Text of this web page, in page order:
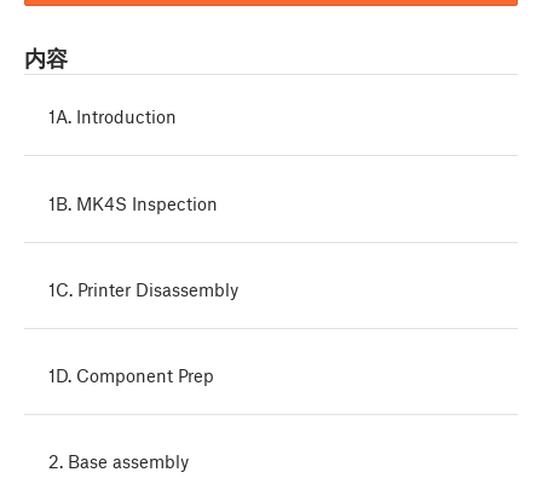
内容
1A. Introduction
1B. MK4S Inspection
1C. Printer Disassembly
1D. Component Prep
2. Base assembly